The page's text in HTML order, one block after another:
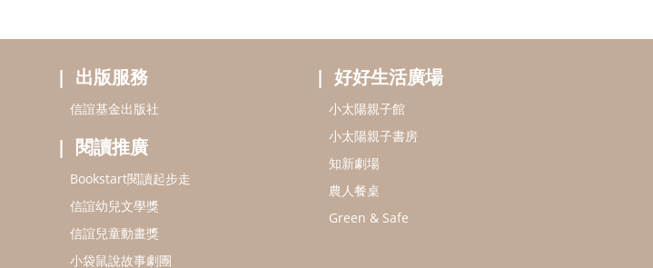
出版服務
信誼基金出版社
閱讀推廣
Bookstart閱讀起步走
信誼幼兒文學獎
信誼兒童動畫獎
小袋鼠說故事劇團
好好生活廣場
小太陽親子館
小太陽親子書房
知新劇場
農人餐桌
Green & Safe